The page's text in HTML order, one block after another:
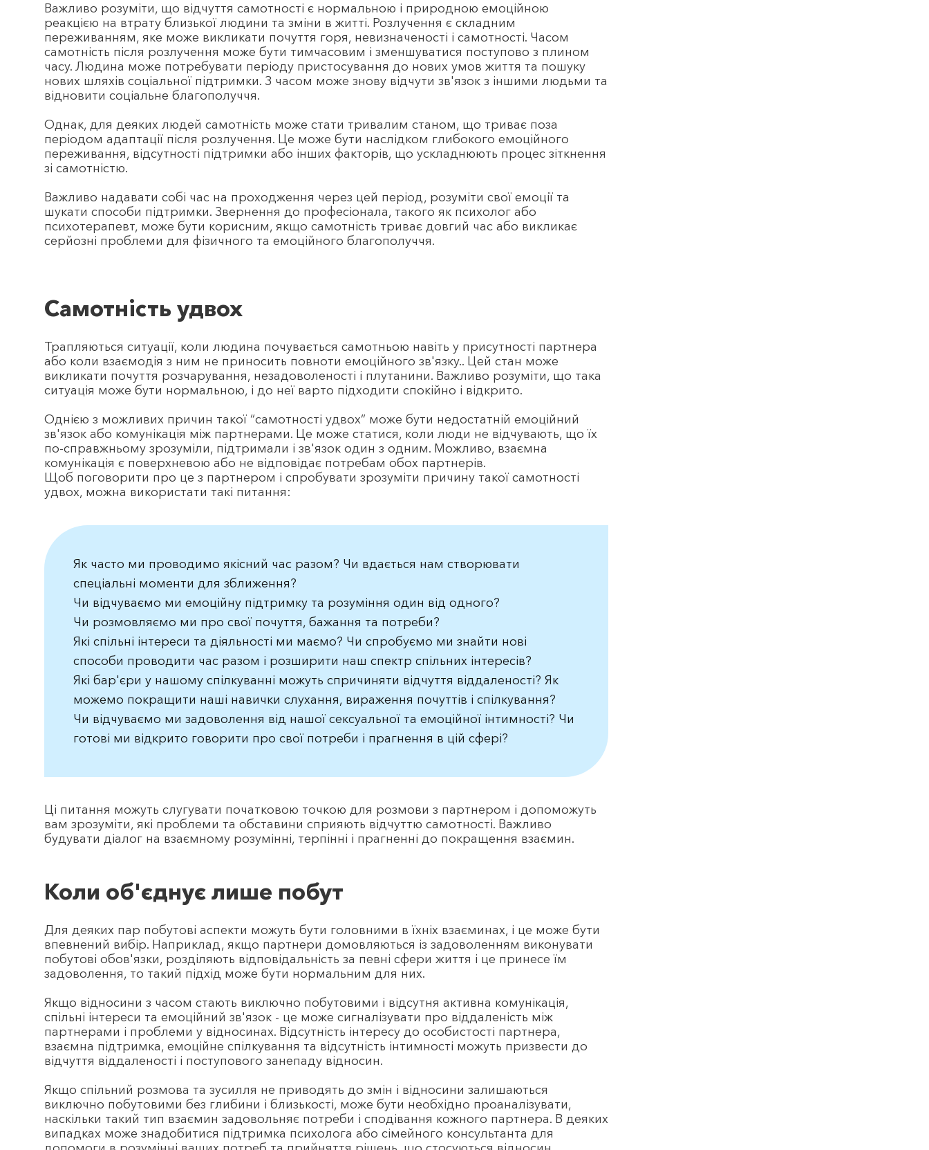
Важливо розуміти, що відчуття самотності є нормальною і природною емоційною
реакцією на втрату близької людини та зміни в житті. Розлучення є складним
переживанням, яке може викликати почуття горя, невизначеності і самотності. Часом
самотність після розлучення може бути тимчасовим і зменшуватися поступово з плином
часу. Людина може потребувати періоду пристосування до нових умов життя та пошуку
нових шляхів соціальної підтримки. З часом може знову відчути зв'язок з іншими людьми та
відновити соціальне благополуччя.
Однак, для деяких людей самотність може стати тривалим станом, що триває поза
періодом адаптації після розлучення. Це може бути наслідком глибокого емоційного
переживання, відсутності підтримки або інших факторів, що ускладнюють процес зіткнення
зі самотністю.
Важливо надавати собі час на проходження через цей період, розуміти свої емоції та
шукати способи підтримки. Звернення до професіонала, такого як психолог або
психотерапевт, може бути корисним, якщо самотність триває довгий час або викликає
серйозні проблеми для фізичного та емоційного благополуччя.
Самотність удвох
Трапляються ситуації, коли людина почувається самотньою навіть у присутності партнера
або коли взаємодія з ним не приносить повноти емоційного зв'язку.. Цей стан може
викликати почуття розчарування, незадоволеності і плутанини. Важливо розуміти, що така
ситуація може бути нормальною, і до неї варто підходити спокійно і відкрито.
Однією з можливих причин такої “самотності удвох” може бути недостатній емоційний
зв'язок або комунікація між партнерами. Це може статися, коли люди не відчувають, що їх
по-справжньому зрозуміли, підтримали і зв'язок один з одним. Можливо, взаємна
комунікація є поверхневою або не відповідає потребам обох партнерів.
Щоб поговорити про це з партнером і спробувати зрозуміти причину такої самотності
удвох, можна використати такі питання:
Як часто ми проводимо якісний час разом? Чи вдається нам створювати
спеціальні моменти для зближення?
Чи відчуваємо ми емоційну підтримку та розуміння один від одного?
Чи розмовляємо ми про свої почуття, бажання та потреби?
Які спільні інтереси та діяльності ми маємо? Чи спробуємо ми знайти нові
способи проводити час разом і розширити наш спектр спільних інтересів?
Які бар'єри у нашому спілкуванні можуть спричиняти відчуття віддаленості? Як
можемо покращити наші навички слухання, вираження почуттів і спілкування?
Чи відчуваємо ми задоволення від нашої сексуальної та емоційної інтимності? Чи
готові ми відкрито говорити про свої потреби і прагнення в цій сфері?
Ці питання можуть слугувати початковою точкою для розмови з партнером і допоможуть
вам зрозуміти, які проблеми та обставини сприяють відчуттю самотності. Важливо
будувати діалог на взаємному розумінні, терпінні і прагненні до покращення взаємин.
Коли об'єднує лише побут
Для деяких пар побутові аспекти можуть бути головними в їхніх взаєминах, і це може бути
впевнений вибір. Наприклад, якщо партнери домовляються із задоволенням виконувати
побутові обов'язки, розділяють відповідальність за певні сфери життя і це принесе їм
задоволення, то такий підхід може бути нормальним для них.
Якщо відносини з часом стають виключно побутовими і відсутня активна комунікація,
спільні інтереси та емоційний зв'язок - це може сигналізувати про віддаленість між
партнерами і проблеми у відносинах. Відсутність інтересу до особистості партнера,
взаємна підтримка, емоційне спілкування та відсутність інтимності можуть призвести до
відчуття віддаленості і поступового занепаду відносин.
Якщо спільний розмова та зусилля не приводять до змін і відносини залишаються
виключно побутовими без глибини і близькості, може бути необхідно проаналізувати,
наскільки такий тип взаємин задовольняє потреби і сподівання кожного партнера. В деяких
випадках може знадобитися підтримка психолога або сімейного консультанта для